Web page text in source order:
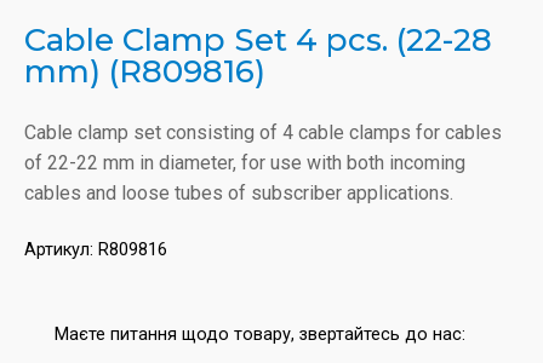
Cable Clamp Set 4 pcs. (22-28
mm) (R809816)
Cable clamp set consisting of 4 cable clamps for cables
of 22-22 mm in diameter, for use with both incoming
cables and loose tubes of subscriber applications.
Артикул: R809816
Маєте питання щодо товару, звертайтесь до нас: